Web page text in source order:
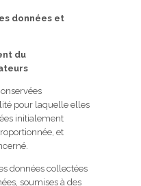
données et
du
pour laquelle elles
initialement
et
données collectées
soumises à des